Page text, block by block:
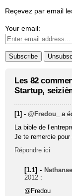
Reçevez par email
Your email:
Les 82
Startup,
[1] -@Fredou_ a
La bible de
Je te remercie
Répondre ici
[1.1] -
2012 :
@Fredou